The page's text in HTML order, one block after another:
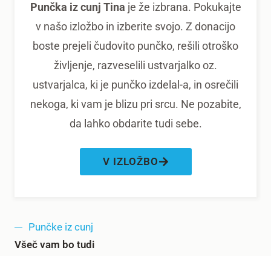
Punčka iz cunj Tina je že izbrana. Pokukajte
v našo izložbo in izberite svojo. Z donacijo
boste prejeli čudovito punčko, rešili otroško
življenje, razveselili ustvarjalko oz.
ustvarjalca, ki je punčko izdelal-a, in osrečili
nekoga, ki vam je blizu pri srcu. Ne pozabite,
da lahko obdarite tudi sebe.
V IZLOŽBO
Punčke iz cunj
Všeč vam bo tudi